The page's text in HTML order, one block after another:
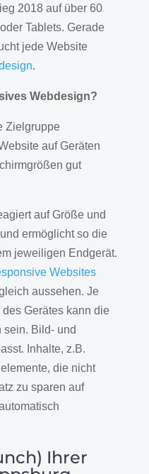
2018 auf über 60
Tablets. Gerade
jede Website
.
Webdesign?
Zielgruppe
auf Geräten
gut
auf Größe und
ermöglicht so die
jeweiligen Endgerät.
Websites
aussehen. Je
Gerätes kann die
sein. Bild- und
Inhalte, z.B.
die nicht
zu sparen auf
Ihrer